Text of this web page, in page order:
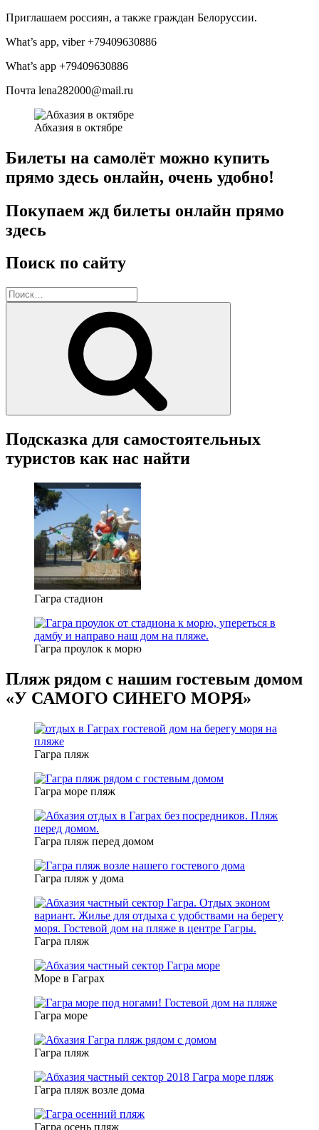
Приглашаем россиян, а также граждан Белоруссии.
What’s app, viber +79409630886
What’s app +79409630886
Почта lena282000@mail.ru
Абхазия в октябре
Билеты на самолёт можно купить
прямо здесь онлайн, очень удобно!
Покупаем жд билеты онлайн прямо
здесь
Поиск по сайту
Искать:
Подсказка для самостоятельных
туристов как нас найти
Гагра стадион
Гагра проулок к морю
Пляж рядом с нашим гостевым домом
«У САМОГО СИНЕГО МОРЯ»
Гагра пляж
Гагра море пляж
Гагра пляж перед домом
Гагра пляж у дома
Гагра пляж
Море в Гаграх
Гагра море
Гагра пляж
Гагра пляж возле дома
Гагра осень пляж